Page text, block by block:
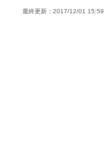
最終更新： 2017/12/01 15:59